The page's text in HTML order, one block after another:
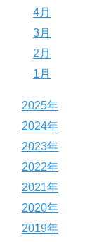
4月
3月
2月
1月
2025年
2024年
2023年
2022年
2021年
2020年
2019年